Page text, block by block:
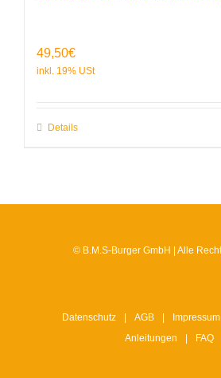
49,50€
Details
© B.M.S-Burger GmbH | Alle
Datenschutz AGB Impressum
Anleitungen
FAQ